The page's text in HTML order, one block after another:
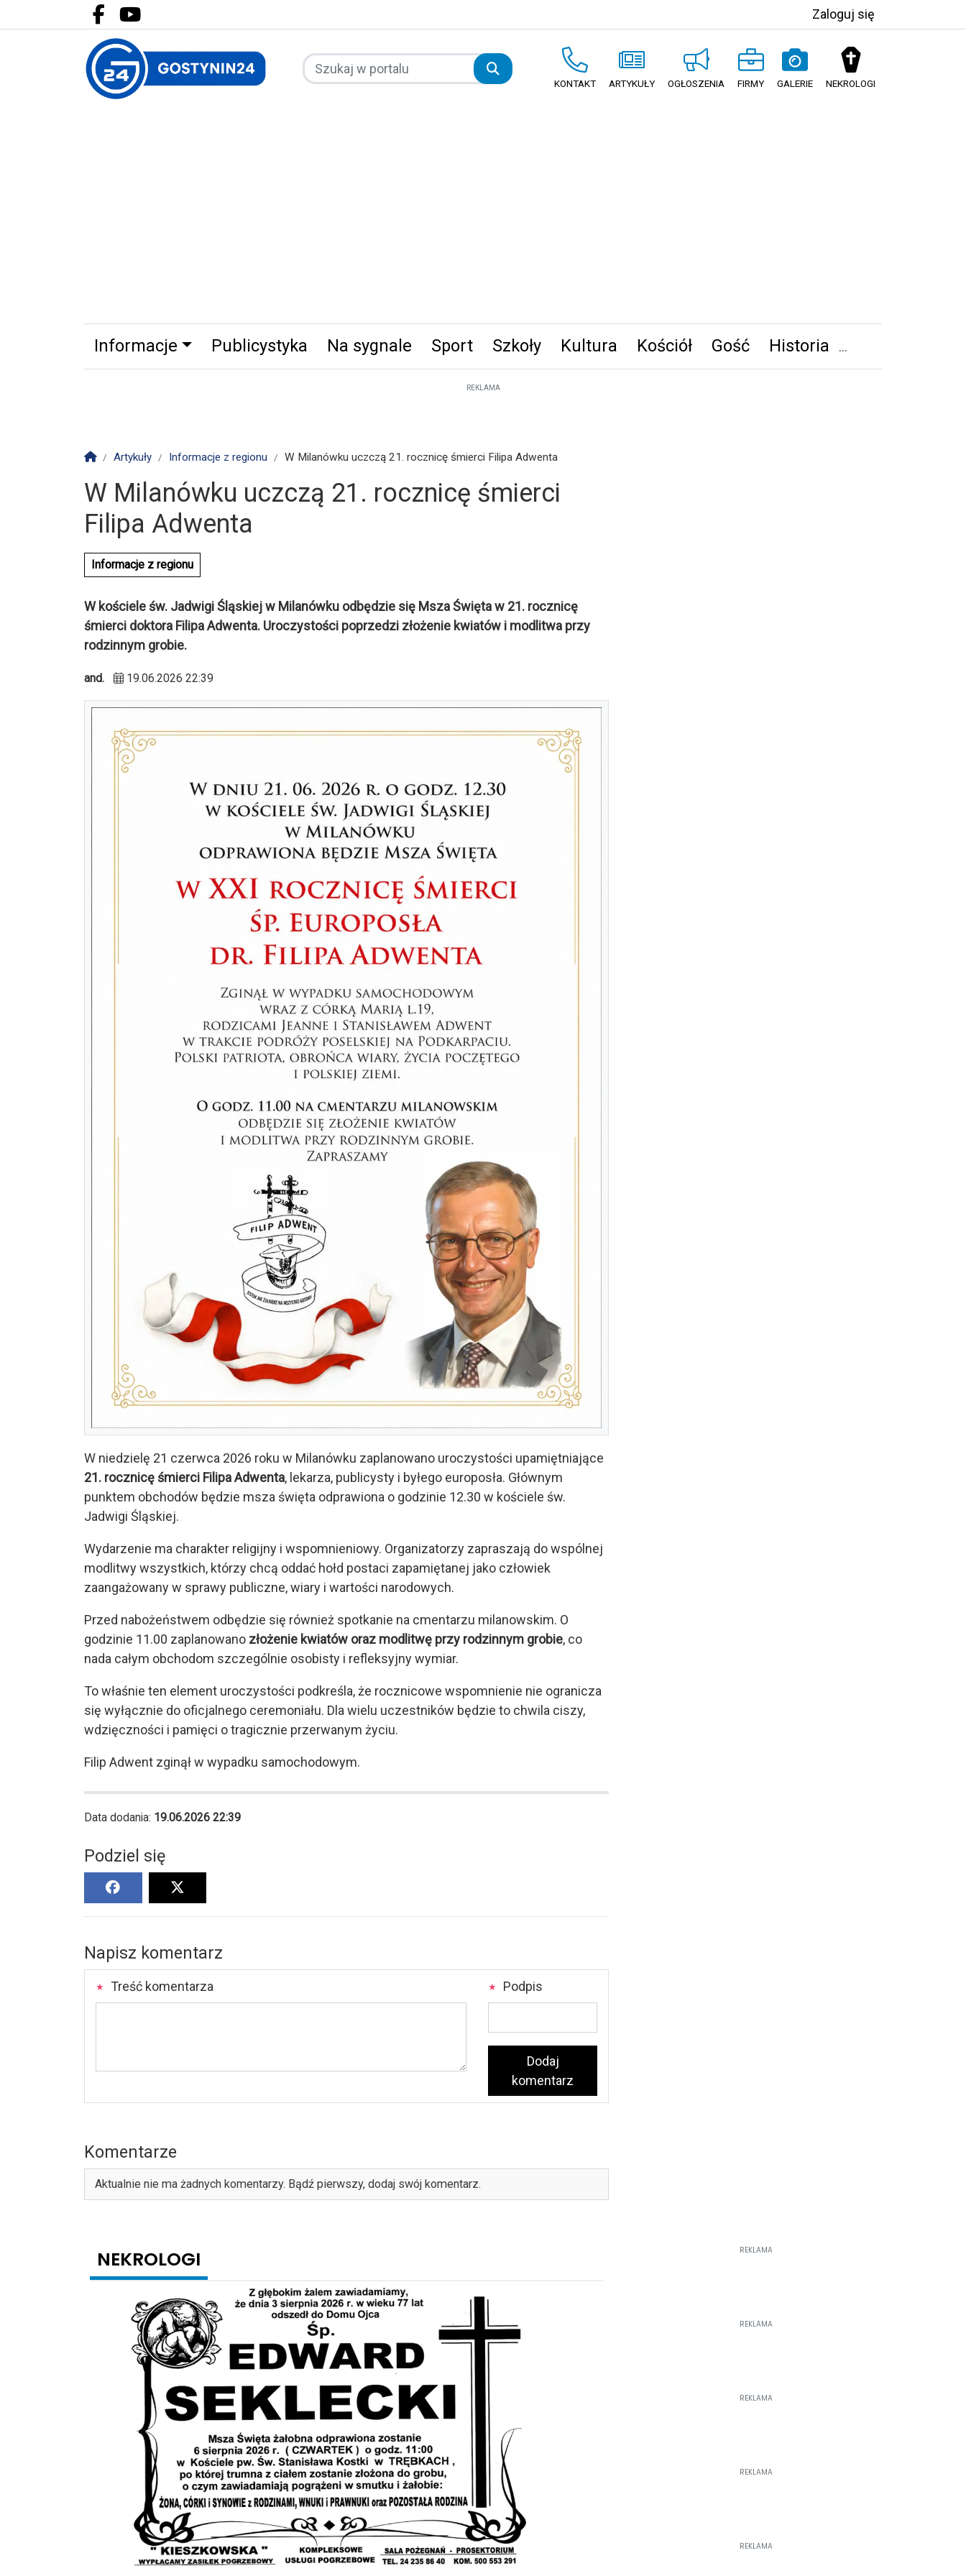
Facebook.com
Youtube.com Zaloguj się
KONTAKT ARTYKUŁY OGŁOSZENIA FIRMY GALERIE NEKROLOGI
Informacje Publicystyka Na sygnale Sport Szkoły Kultura Kościół Gość Historia
REKLAMA
Strona główna
Artykuły Informacje z regionu W Milanówku uczczą 21. rocznicę śmierci Filipa Adwenta
W Milanówku uczczą 21. rocznicę śmierci
Filipa Adwenta
Informacje z regionu
W kościele św. Jadwigi Śląskiej w Milanówku odbędzie się Msza Święta w 21. rocznicę
śmierci doktora Filipa Adwenta. Uroczystości poprzedzi złożenie kwiatów i modlitwa przy
rodzinnym grobie.
and. 19.06.2026 22:39
W niedzielę 21 czerwca 2026 roku w Milanówku zaplanowano uroczystości upamiętniające
21. rocznicę śmierci Filipa Adwenta, lekarza, publicysty i byłego europosła. Głównym
punktem obchodów będzie msza święta odprawiona o godzinie 12.30 w kościele św.
Jadwigi Śląskiej.
Wydarzenie ma charakter religijny i wspomnieniowy. Organizatorzy zapraszają do wspólnej
modlitwy wszystkich, którzy chcą oddać hołd postaci zapamiętanej jako człowiek
zaangażowany w sprawy publiczne, wiary i wartości narodowych.
Przed nabożeństwem odbędzie się również spotkanie na cmentarzu milanowskim. O
godzinie 11.00 zaplanowano złożenie kwiatów oraz modlitwę przy rodzinnym grobie, co
nada całym obchodom szczególnie osobisty i refleksyjny wymiar.
To właśnie ten element uroczystości podkreśla, że rocznicowe wspomnienie nie ogranicza
się wyłącznie do oficjalnego ceremoniału. Dla wielu uczestników będzie to chwila ciszy,
wdzięczności i pamięci o tragicznie przerwanym życiu.
Filip Adwent zginął w wypadku samochodowym.
Data dodania: 19.06.2026 22:39
Podziel się
Napisz komentarz
Treść komentarza Podpis
Dodaj
komentarz
Komentarze
Aktualnie nie ma żadnych komentarzy. Bądź pierwszy, dodaj swój komentarz.
NEKROLOGI REKLAMA
REKLAMA
REKLAMA
REKLAMA
REKLAMA